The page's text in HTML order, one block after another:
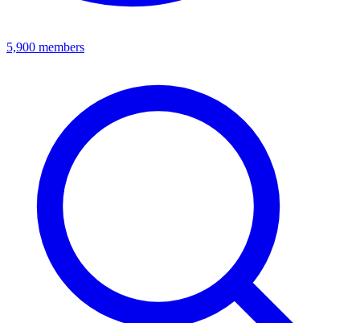
5,900 members